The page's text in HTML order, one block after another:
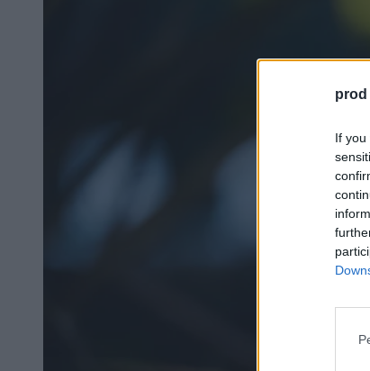
prod
If